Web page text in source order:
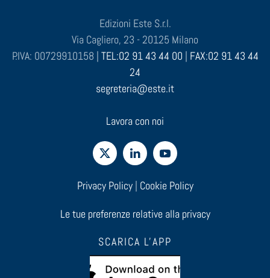
Edizioni Este S.r.l.
Via Cagliero, 23 - 20125 Milano
P.IVA: 00729910158 | TEL:02 91 43 44 00 | FAX:02 91 43 44
24
segreteria@este.it
Lavora con noi
Privacy Policy| Cookie Policy
Le tue preferenze relative alla privacy
SCARICA L'APP